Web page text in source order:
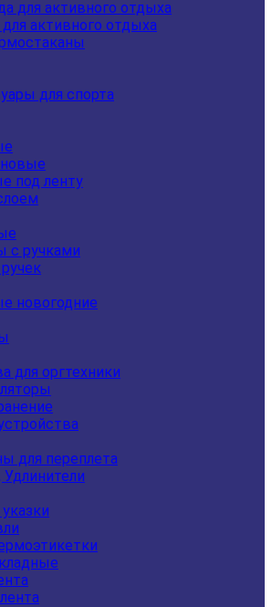
активного отдыха
для спорта
под ленту
с ручками
новогодние
для оргтехники
для переплета